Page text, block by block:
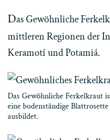
Das Gewöhnliche
mittleren Regionen der
Keramotí und Potamiá.
Das Gewöhnliche Ferkelkraut
eine bodenständige
ausbildet.